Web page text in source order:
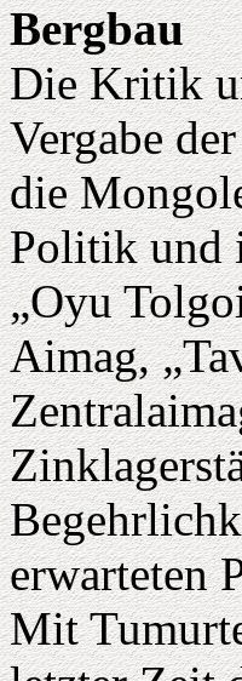
Bergbau
Die Kritik
Vergabe
die
Politik und
„Oyu
Aimag,
erwarteten
Mit